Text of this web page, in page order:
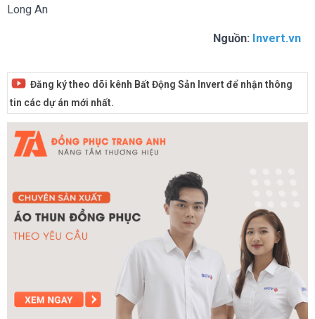
Long An
Nguồn: Invert.vn
Đăng ký theo dõi kênh Bất Động Sản Invert để nhận thông
tin các dự án mới nhất.